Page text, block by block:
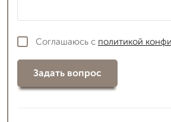
Соглашаюсь с политикой
Задать вопрос